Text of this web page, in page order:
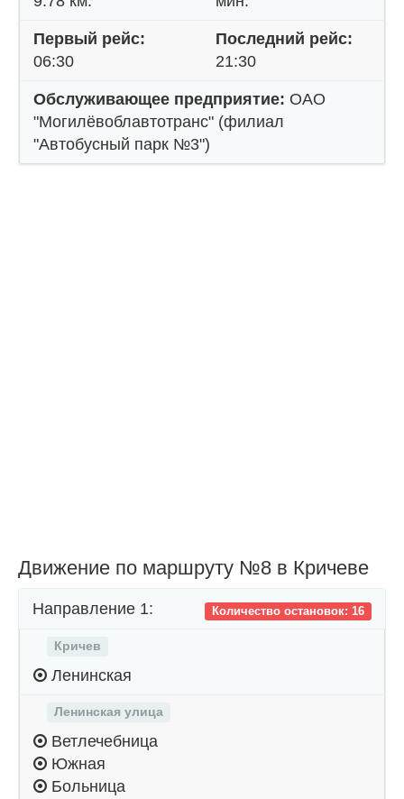
Первый рейс:
06:30
Последний рейс:
21:30
Обслуживающее предприятие: ОАО
"Могилёвоблавтотранс" (филиал
"Автобусный парк №3")
Движение по маршруту №8 в Кричеве
Количество остановок: 16
Направление 1:
Кричев
Ленинская
Ленинская улица
Ветлечебница
Южная
Больница